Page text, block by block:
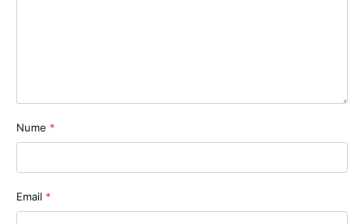
Nume *
Email *